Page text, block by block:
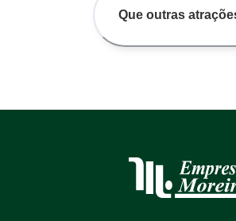
Que outras